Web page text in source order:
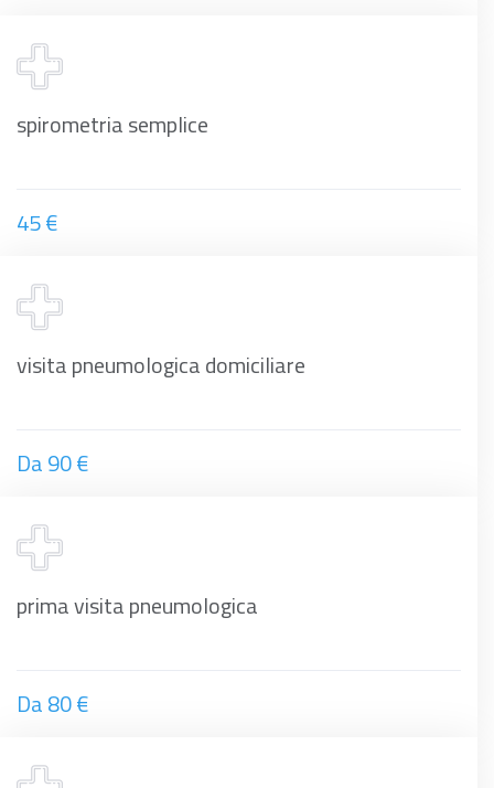
spirometria semplice
45 €
visita pneumologica domiciliare
Da 90 €
prima visita pneumologica
Da 80 €